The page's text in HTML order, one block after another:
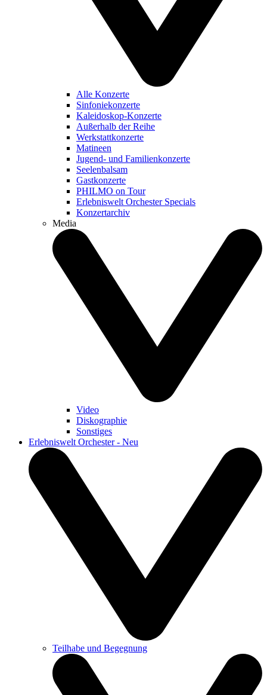
Alle Konzerte
Sinfoniekonzerte
Kaleidoskop-Konzerte
Außerhalb der Reihe
Werkstattkonzerte
Matineen
Jugend- und Familienkonzerte
Seelenbalsam
Gastkonzerte
PHILMO on Tour
Erlebniswelt Orchester Specials
Konzertarchiv
Media
Video
Diskographie
Sonstiges
Erlebniswelt Orchester - Neu
Teilhabe und Begegnung